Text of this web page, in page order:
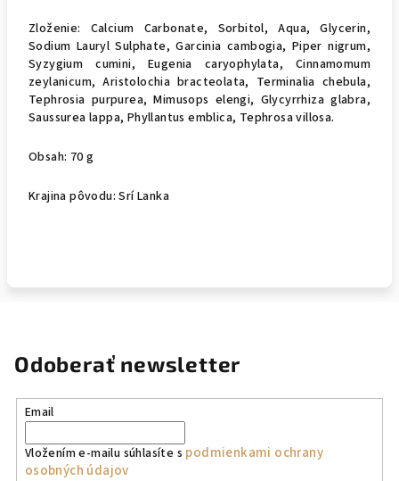
Zloženie: Calcium Carbonate, Sorbitol, Aqua, Glycerin,
Sodium Lauryl Sulphate, Garcinia cambogia, Piper nigrum,
Syzygium cumini, Eugenia caryophylata, Cinnamomum
zeylanicum, Aristolochia bracteolata, Terminalia chebula,
Tephrosia purpurea, Mimusops elengi, Glycyrrhiza glabra,
Saussurea lappa, Phyllantus emblica, Tephrosa villosa.
Obsah: 70 g
Krajina pôvodu: Srí Lanka
Odoberať newsletter
Email
Vložením e-mailu súhlasíte s podmienkami ochrany
osobných údajov